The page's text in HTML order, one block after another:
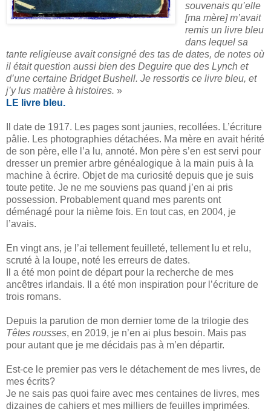
souvenais qu’elle
[ma mère] m’avait
remis un livre bleu
dans lequel sa
tante religieuse avait consigné des tas de dates, de notes où
il était question aussi bien des Deguire que des Lynch et
d’une certaine Bridget Bushell. Je ressortis ce livre bleu, et
j’y lus matière à histoires. »
LE livre bleu.
Il date de 1917. Les pages sont jaunies, recollées. L’écriture
pâlie. Les photographies détachées. Ma mère en avait hérité
de son père, elle l’a lu, annoté. Mon père s’en est servi pour
dresser un premier arbre généalogique à la main puis à la
machine à écrire. Objet de ma curiosité depuis que je suis
toute petite. Je ne me souviens pas quand j’en ai pris
possession. Probablement quand mes parents ont
déménagé pour la nième fois. En tout cas, en 2004, je
l’avais.
En vingt ans, je l’ai tellement feuilleté, tellement lu et relu,
scruté à la loupe, noté les erreurs de dates.
Il a été mon point de départ pour la recherche de mes
ancêtres irlandais. Il a été mon inspiration pour l’écriture de
trois romans.
Depuis la parution de mon dernier tome de la trilogie des
Têtes rousses, en 2019, je n’en ai plus besoin. Mais pas
pour autant que je me décidais pas à m’en départir.
Est-ce le premier pas vers le détachement de mes livres, de
mes écrits?
Je ne sais pas quoi faire avec mes centaines de livres, mes
dizaines de cahiers et mes milliers de feuilles imprimées.